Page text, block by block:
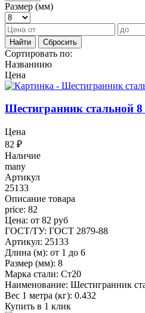
Размер (мм)
Найти Сбросить
Сортировать по:
Названиию
Цена
Шестигранник стальной
Цена
82 ₽
Наличие
many
Артикул
25133
Описание товара
price: 82
Цена: от 82 руб
ГОСТ/ТУ: ГОСТ 2879-88
Артикул: 25133
Длина (м): от 1 до 6
Размер (мм): 8
Марка стали: Ст20
Наименование: Шестигранник
Вес 1 метра (кг): 0.432
Купить в 1 клик